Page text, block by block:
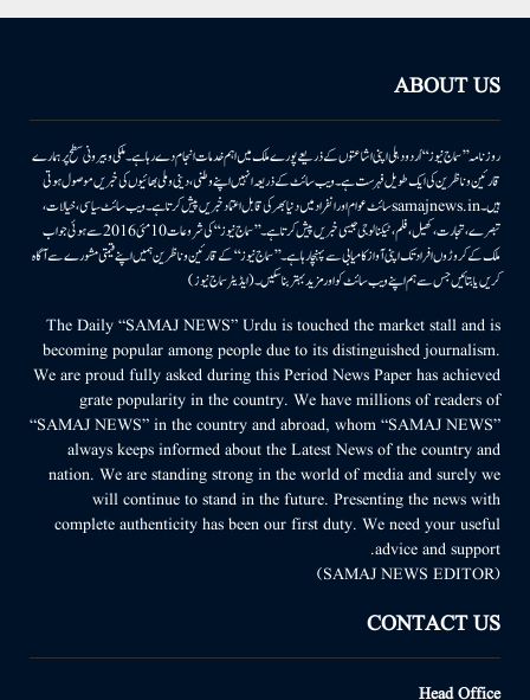
ABOUT US
روزنامہ ’’سماج نیوز‘‘ اُردو دہلی اپنی اشاعتوں کے ذریعے پورے ملک میں اہم خدمات انجام دے رہا ہے۔ ملکی وبیرونی سطح پر ہمارے
قارئین وناظرین کی ایک طویل فہرست ہے۔ ویب سائٹ کے ذریعہ انہیں اپنے وطنی، دینی وملی بھائیوں کی خبریں موصول ہوتی
ہیں۔samajnews.inسائٹ عوام اور انفراد میں دنیا بھر کی قابل اعتماد خبریں پیش کرتا ہے۔ ویب سائٹ سیاسی، خیالات،
تبصرے، تجارت، کھیل، فلم، ٹیکنالوجی جیسی خبریں پیش کرتا ہے۔ ’’سماج نیوز‘‘ کی شروعات 10مئی 2016 سے ہوئی جو اب
ملک کے کروڑوں افراد تک اپنی آواز کامیابی سے پہنچا رہا ہے۔ ’’سماج نیوز‘‘ کے قارئین وناظرین ہمیں اپنے قیمتی مشورے سے آگاہ
کریں یا بتائیں جس سے ہم اپنے ویب سائٹ کو اور مزید بہتر بناسکیں۔ (ایڈیٹر سماج نیوز)
The Daily “SAMAJ NEWS” Urdu is touched the market stall and is
becoming popular among people due to its distinguished journalism.
We are proud fully asked during this Period News Paper has achieved
grate popularity in the country. We have millions of readers of
“SAMAJ NEWS” in the country and abroad, whom “SAMAJ NEWS”
always keeps informed about the Latest News of the country and
nation. We are standing strong in the world of media and surely we
will continue to stand in the future. Presenting the news with
complete authenticity has been our first duty. We need your useful
advice and support.
(SAMAJ NEWS EDITOR)
CONTACT US
Head Office